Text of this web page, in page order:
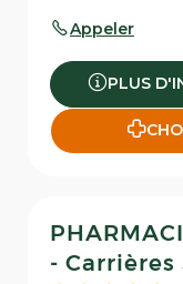
Appeler
PLUS
- Carrières